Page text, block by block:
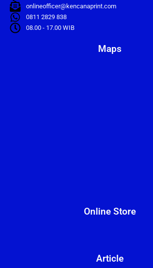
onlineofficer@kencanaprint.com
0811 2829 838
08.00 - 17.00 WIB
Maps
Online Store
Article